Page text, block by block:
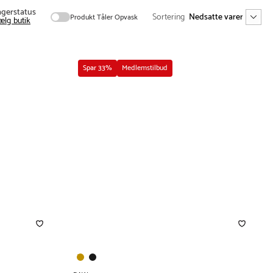
butik Produkt Tåler Opvask Sortering
Spar 33% Medlemstilbud